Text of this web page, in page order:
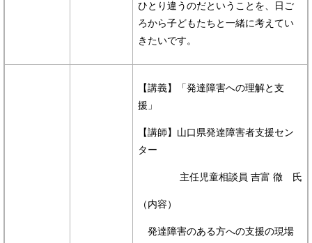
ひとり違うのだということを、日ご
ろから子どもたちと一緒に考えてい
きたいです。
【講義】「発達障害への理解と支
援」
【講師】山口県発達障害者支援セン
ター
主任児童相談員 吉富 徹 氏
（内容）
発達障害のある方への支援の現場